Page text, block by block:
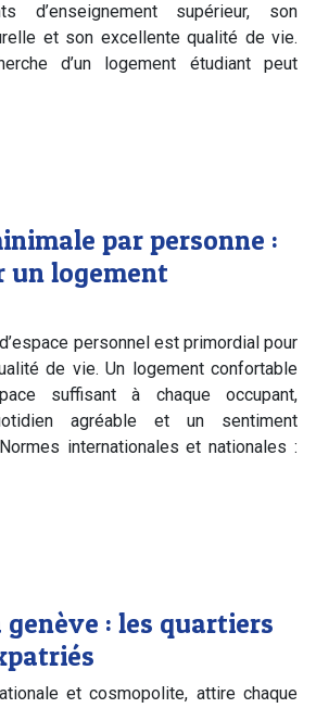
d’enseignement supérieur, son
et son excellente qualité de vie.
d’un logement étudiant peut
par personne :
un logement
personnel est primordial pour
de vie. Un logement confortable
suffisant à chaque occupant,
agréable et un sentiment
internationales et nationales :
genève : les quartiers
et cosmopolite, attire chaque